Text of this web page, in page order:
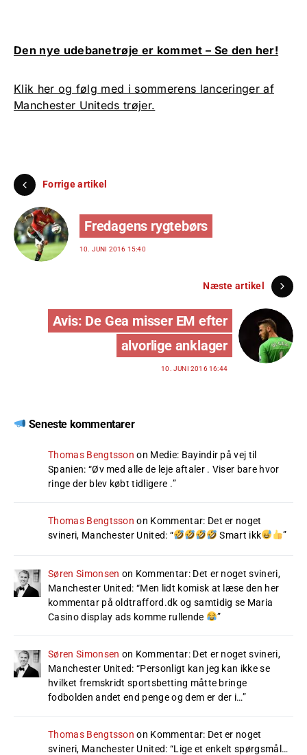
Den nye udebanetrøje er kommet – Se den her!
Klik her og følg med i sommerens lanceringer af
Manchester Uniteds trøjer.
Forrige artikel
Fredagens rygtebørs
10. JUNI 2016 15:40
Næste artikel
Avis: De Gea misser EM efter
alvorlige anklager
10. JUNI 2016 16:44
Seneste kommentarer
Thomas Bengtsson on Medie: Bayindir på vej til
Spanien: “Øv med alle de leje aftaler . Viser bare hvor
ringe der blev købt tidligere .”
Thomas Bengtsson on Kommentar: Det er noget
svineri, Manchester United: “ Smart ikk ”
Søren Simonsen on Kommentar: Det er noget svineri,
Manchester United: “Men lidt komisk at læse den her
kommentar på oldtrafford.dk og samtidig se Maria
Casino display ads komme rullende
”
Søren Simonsen on Kommentar: Det er noget svineri,
Manchester United: “Personligt kan jeg kan ikke se
hvilket fremskridt sportsbetting måtte bringe
fodbolden andet end penge og dem er der i…”
Thomas Bengtsson on Kommentar: Det er noget
svineri, Manchester United: “Lige et enkelt spørgsmål…